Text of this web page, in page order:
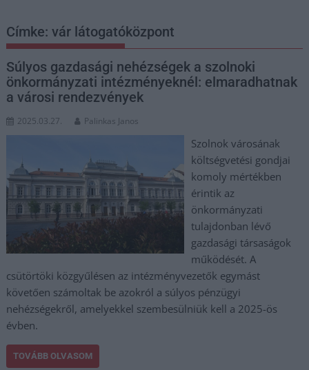
Címke:vár látogatóközpont
Súlyos gazdasági nehézségek a szolnoki
önkormányzati intézményeknél: elmaradhatnak
a városi rendezvények
2025.03.27. Palinkas Janos
Szolnok városának
költségvetési gondjai
komoly mértékben
érintik az
önkormányzati
tulajdonban lévő
gazdasági társaságok
működését. A
csütörtöki közgyűlésen az intézményvezetők egymást
követően számoltak be azokról a súlyos pénzügyi
nehézségekről, amelyekkel szembesülniük kell a 2025-ös
évben.
TOVÁBB OLVASOM